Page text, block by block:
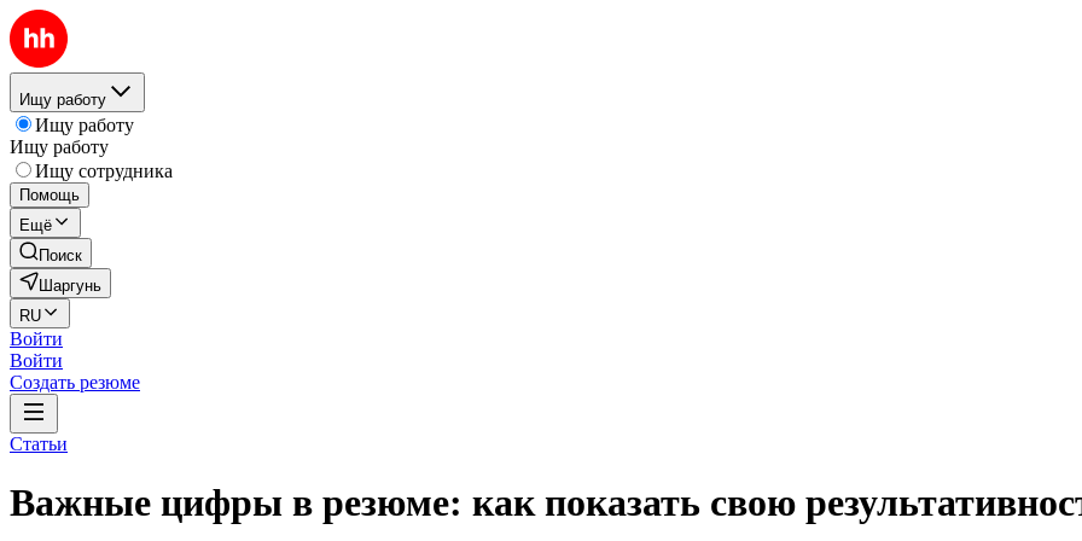
Ищу работу
Ищу работу
Ищу работу
Ищу сотрудника
Помощь
Ещё
Поиск
Шаргунь
RU
Войти
Войти
Создать резюме
Статьи
Важные цифры в резюме: как показать свою